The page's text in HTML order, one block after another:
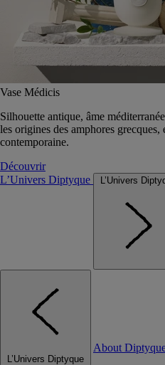
Vase Médicis
Silhouette antique, âme
les origines des amphores
contemporaine.
Découvrir
L’Univers Diptyque
L’Univers
L’Univers Diptyque
About